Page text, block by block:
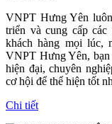
VNPT Hưng Yên
triển và cung cấp
khách hàng mọi
VNPT Hưng Yên, bạn
hiện đại, chuyên
cơ hội để thể hiện tốt
Chi tiết